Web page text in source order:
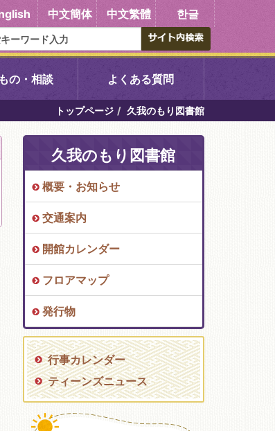
中文簡体 中文繁體 한글
醍醐中央図書館
東山図書館
吉祥院図書館
向島図書館
て図
コミュニティプラザ深草
図書館
の・相談 よくある質問
トップページ 久我のもり図書館
久我のもり図書館
概要・お知らせ
交通案内
開館カレンダー
フロアマップ
発行物
行事カレンダー
ティーンズニュース